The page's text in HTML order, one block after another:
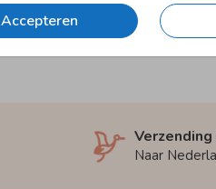
Accepteren
Naar